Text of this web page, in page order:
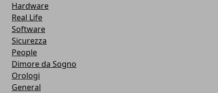
Hardware
Real Life
Software
Sicurezza
People
Dimore da Sogno
Orologi
General